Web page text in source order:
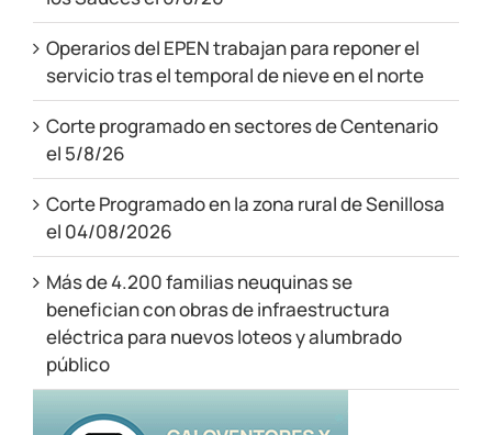
Operarios del EPEN trabajan para reponer el
servicio tras el temporal de nieve en el norte
Corte programado en sectores de Centenario
el 5/8/26
Corte Programado en la zona rural de Senillosa
el 04/08/2026
Más de 4.200 familias neuquinas se
benefician con obras de infraestructura
eléctrica para nuevos loteos y alumbrado
público